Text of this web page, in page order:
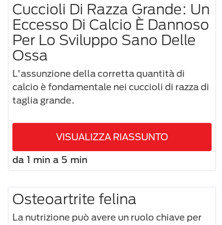
Cuccioli Di Razza Grande: Un
Eccesso Di Calcio È Dannoso
Per Lo Sviluppo Sano Delle
Ossa
L'assunzione della corretta quantità di
calcio è fondamentale nei cuccioli di razza di
taglia grande.
VISUALIZZA RIASSUNTO
da 1 min a 5 min
Osteoartrite felina
La nutrizione può avere un ruolo chiave per